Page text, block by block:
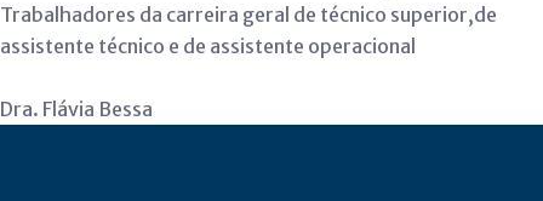
Trabalhadores da carreira geral de técnico superior,de
assistente técnico e de assistente operacional
Dra. Flávia Bessa